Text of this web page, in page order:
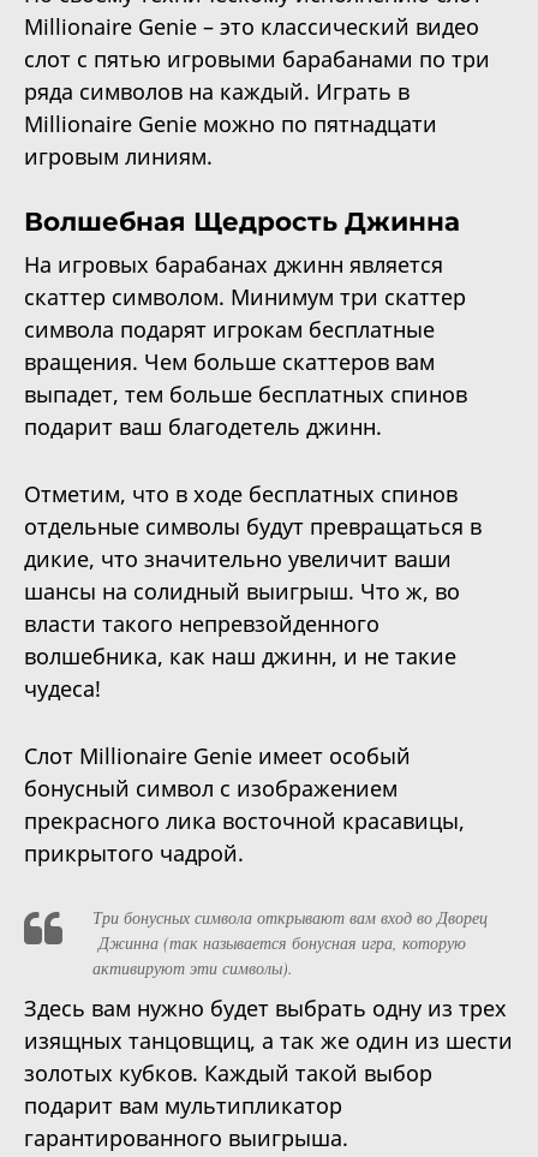
Millionaire Genie – это классический видео
слот с пятью игровыми барабанами по три
ряда символов на каждый. Играть в
Millionaire Genie можно по пятнадцати
игровым линиям.
Волшебная Щедрость Джинна
На игровых барабанах джинн является
скаттер символом. Минимум три скаттер
символа подарят игрокам бесплатные
вращения. Чем больше скаттеров вам
выпадет, тем больше бесплатных спинов
подарит ваш благодетель джинн.
Отметим, что в ходе бесплатных спинов
отдельные символы будут превращаться в
дикие, что значительно увеличит ваши
шансы на солидный выигрыш. Что ж, во
власти такого непревзойденного
волшебника, как наш джинн, и не такие
чудеса!
Слот Millionaire Genie имеет особый
бонусный символ с изображением
прекрасного лика восточной красавицы,
прикрытого чадрой.
Три бонусных символа открывают вам вход во Дворец
Джинна (так называется бонусная игра, которую
активируют эти символы).
Здесь вам нужно будет выбрать одну из трех
изящных танцовщиц, а так же один из шести
золотых кубков. Каждый такой выбор
подарит вам мультипликатор
гарантированного выигрыша.